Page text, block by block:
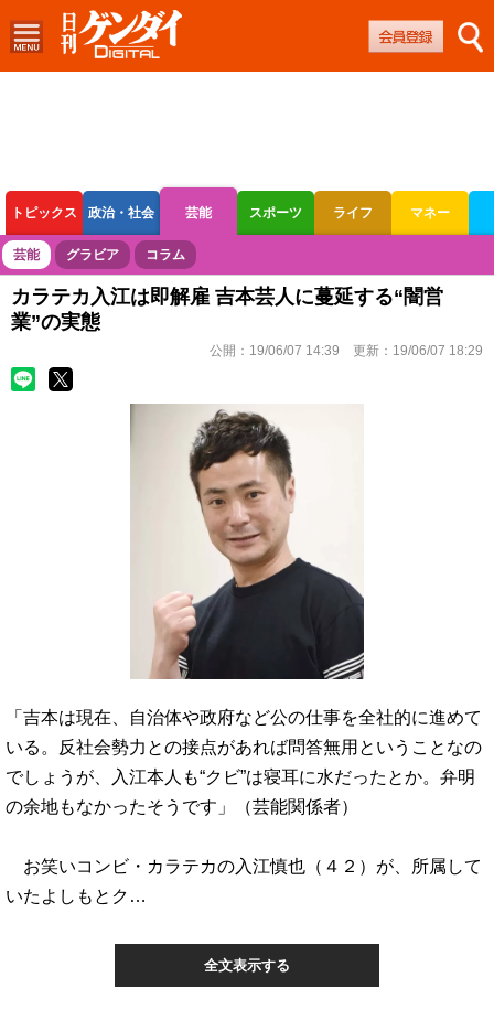
トピックス 政治・社会 芸能 スポーツ ライフ マネー
ボートレース 競輪 オートレース
芸能 グラビア コラム
カラテカ入江は即解雇 吉本芸人に蔓延する“闇営
業”の実態
公開： 19/06/07 14:39 更新： 19/06/07 18:29
「吉本は現在、自治体や政府など公の仕事を全社的に進めて
いる。反社会勢力との接点があれば問答無用ということなの
でしょうが、入江本人も“クビ”は寝耳に水だったとか。弁明
の余地もなかったそうです」（芸能関係者）
お笑いコンビ・カラテカの入江慎也（４２）が、所属して
いたよしもとク…
全文表示する